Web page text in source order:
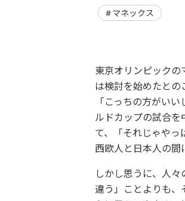
マネックス
東京オリンピック
は検討を始めたとの
「こっちの方がいい
ルドカップの試合を
て、「それじゃやっ
西欧人と日本人の間
しかし思うに、人々
違う」 ことよりも、